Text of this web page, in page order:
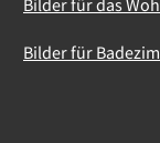
Bilder für das
Bilder für